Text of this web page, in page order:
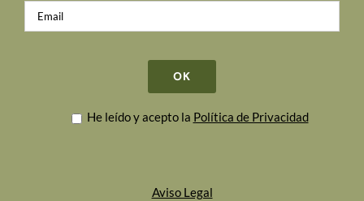
He leído y acepto la Política de Privacidad
Aviso Legal